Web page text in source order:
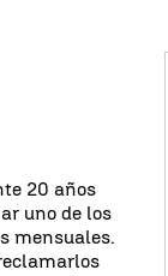
20 años
uno de los
mensuales.